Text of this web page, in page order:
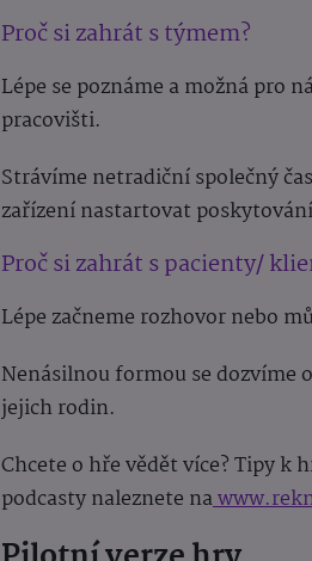
Proč si zahrát s týmem?
Lépe se poznáme a možná pro
pracovišti.
Strávíme netradiční společný
zařízení nastartovat
Proč si zahrát s pacienty/
Lépe začneme rozhovor nebo
Nenásilnou formou se dozvíme
jejich rodin.
Chcete o hře vědět více? Tipy k
podcasty naleznete na